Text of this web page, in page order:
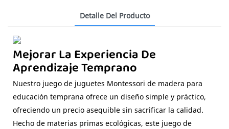
Detalle Del Producto
Mejorar La Experiencia De
Aprendizaje Temprano
Nuestro juego de juguetes Montessori de madera para
educación temprana ofrece un diseño simple y práctico,
ofreciendo un precio asequible sin sacrificar la calidad.
Hecho de materias primas ecológicas, este juego de